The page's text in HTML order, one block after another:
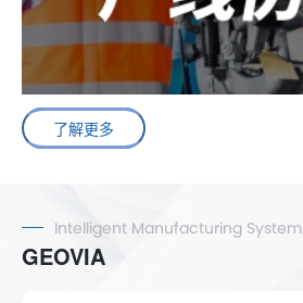
了解更多
Intelligent Manufacturing System
GEOVIA